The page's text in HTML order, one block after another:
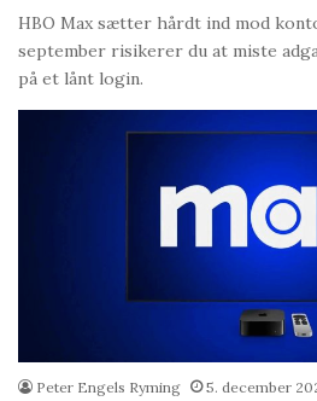
HBO Max sætter hårdt ind mod
september risikerer du at miste
på et lånt login.
Peter Engels Ryming 5. december